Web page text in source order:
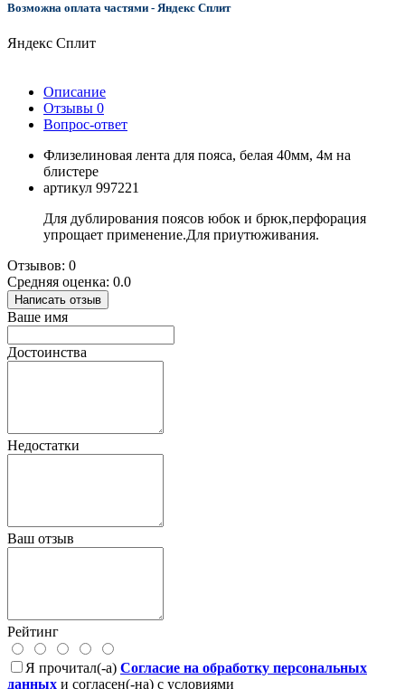
Возможна оплата частями - Яндекс Сплит
Яндекс Сплит
Описание
Отзывы 0
Вопрос-ответ
Флизелиновая лента для пояса, белая 40мм, 4м на
блистере
артикул 997221
Для дублирования поясов юбок и брюк,перфорация
упрощает применение.Для приутюживания.
Отзывов: 0
Средняя оценка: 0.0
Написать отзыв
Ваше имя
Достоинства
Недостатки
Ваш отзыв
Рейтинг
Я прочитал(-а) Согласие на обработку персональных
данных и согласен(-на) с условиями